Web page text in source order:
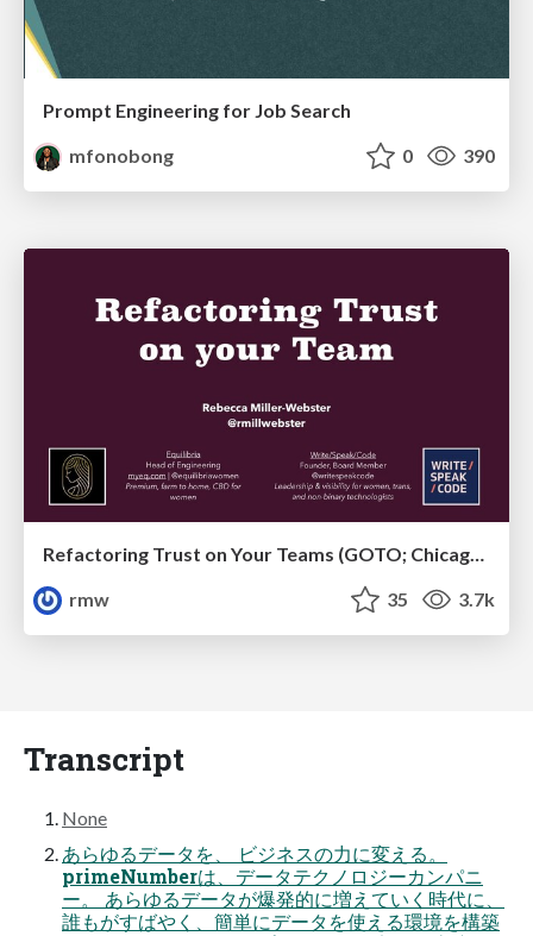
Prompt Engineering for Job Search
mfonobong
0 390
rmw
35 3.7k
Transcript
None
あらゆるデータを、 ビジネスの力に変える。
primeNumberは、データテクノロジーカンパニ
ー。 あらゆるデータが爆発的に増えていく時代に、
誰もがすばやく、簡単にデータを使える環境を構築